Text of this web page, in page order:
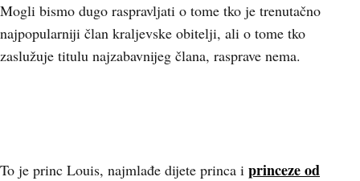
Mogli bismo dugo raspravljati o tome tko je trenutačno
najpopularniji član kraljevske obitelji, ali o tome tko
zaslužuje titulu najzabavnijeg člana, rasprave nema.
To je princ Louis, najmlađe dijete princa i princeze od